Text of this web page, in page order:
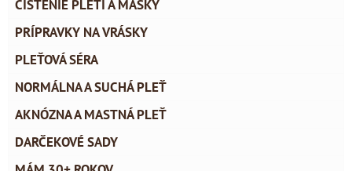
ČISTENIE PLETI A MASKY
PRÍPRAVKY NA VRÁSKY
PLEŤOVÁ SÉRA
NORMÁLNA A SUCHÁ PLEŤ
AKNÓZNA A MASTNÁ PLEŤ
DARČEKOVÉ SADY